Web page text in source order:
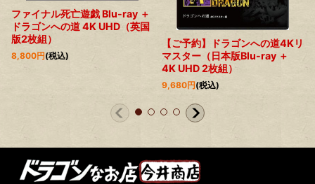
ファイナル死亡遊戯 Blu-ray ＋
ドラゴンへの道 4K UHD（英国
版2枚組）
8,800円(税込)
【ご予約】ドラゴンへの道4Kリ
マスター（日本版Blu-ray ＋
4K UHD 2枚組）
9,680円(税込)